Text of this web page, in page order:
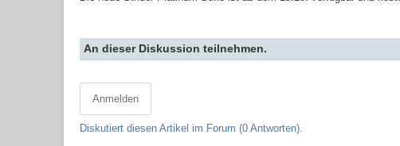
An dieser Diskussion teilnehmen.
Anmelden
Diskutiert diesen Artikel im Forum (0 Antworten).